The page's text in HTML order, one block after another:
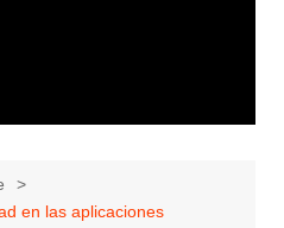
en las aplicaciones